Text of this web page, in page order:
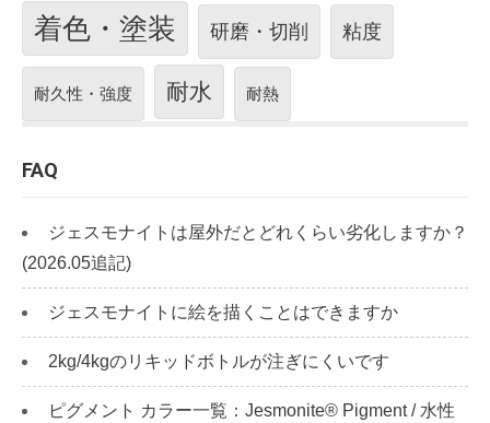
着色・塗装 研磨・切削 粘度
耐久性・強度 耐水 耐熱
FAQ
ジェスモナイトは屋外だとどれくらい劣化しますか？
(2026.05追記)
ジェスモナイトに絵を描くことはできますか
2kg/4kgのリキッドボトルが注ぎにくいです
ピグメント カラー一覧：Jesmonite® Pigment / 水性